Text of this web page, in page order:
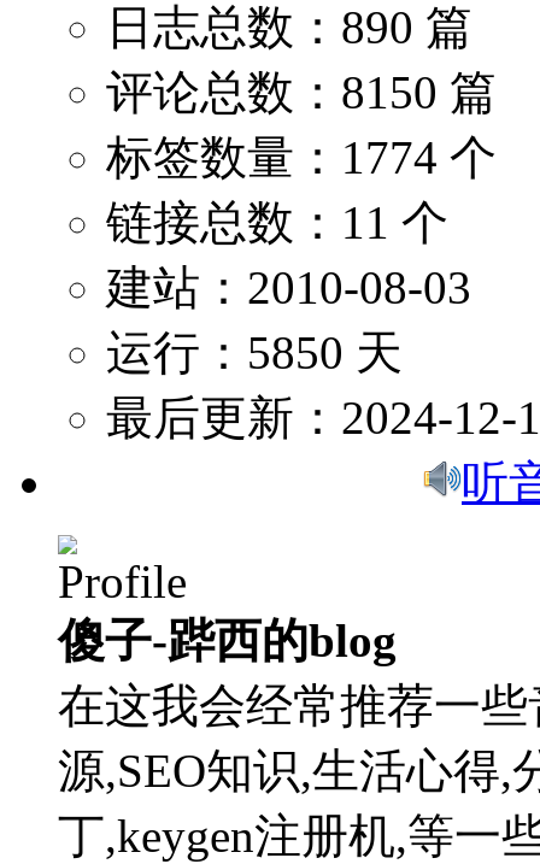
日志总数：890 篇
评论总数：8150 篇
标签数量：1774 个
链接总数：11 个
建站：2010-08-03
运行：5850 天
最后更新：2024-12-
听
傻子-跸西的blog
在这我会经常推荐一
源,SEO知识,生活心得,
丁,keygen注册机,等一